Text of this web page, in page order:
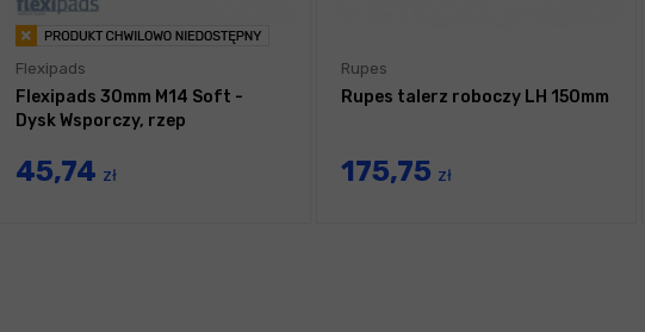
Flexipads
Flexipads 30mm M14 Soft -
Dysk Wsporczy, rzep
45,74 zł
Rupes
Rupes talerz roboczy LH 150mm
175,75 zł